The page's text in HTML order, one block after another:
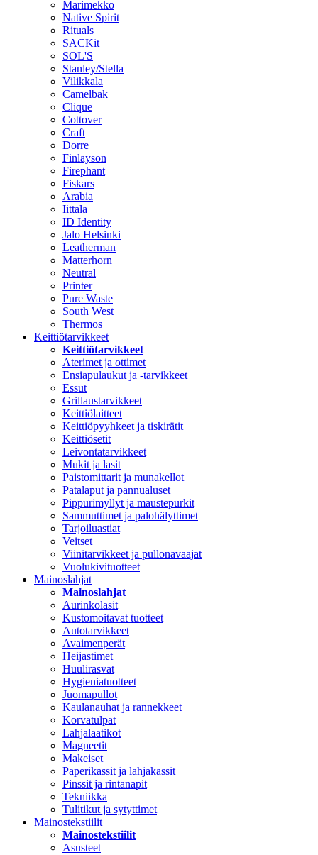
Marimekko
Native Spirit
Rituals
SACKit
SOL'S
Stanley/Stella
Vilikkala
Camelbak
Clique
Cottover
Craft
Dorre
Finlayson
Firephant
Fiskars
Arabia
Iittala
ID Identity
Jalo Helsinki
Leatherman
Matterhorn
Neutral
Printer
Pure Waste
South West
Thermos
Keittiötarvikkeet
Keittiötarvikkeet
Aterimet ja ottimet
Ensiapulaukut ja -tarvikkeet
Essut
Grillaustarvikkeet
Keittiölaitteet
Keittiöpyyhkeet ja tiskirätit
Keittiösetit
Leivontatarvikkeet
Mukit ja lasit
Paistomittarit ja munakellot
Patalaput ja pannualuset
Pippurimyllyt ja maustepurkit
Sammuttimet ja palohälyttimet
Tarjoiluastiat
Veitset
Viinitarvikkeet ja pullonavaajat
Vuolukivituotteet
Mainoslahjat
Mainoslahjat
Aurinkolasit
Kustomoitavat tuotteet
Autotarvikkeet
Avaimenperät
Heijastimet
Huulirasvat
Hygieniatuotteet
Juomapullot
Kaulanauhat ja rannekkeet
Korvatulpat
Lahjalaatikot
Magneetit
Makeiset
Paperikassit ja lahjakassit
Pinssit ja rintanapit
Tekniikka
Tulitikut ja sytyttimet
Mainostekstiilit
Mainostekstiilit
Asusteet